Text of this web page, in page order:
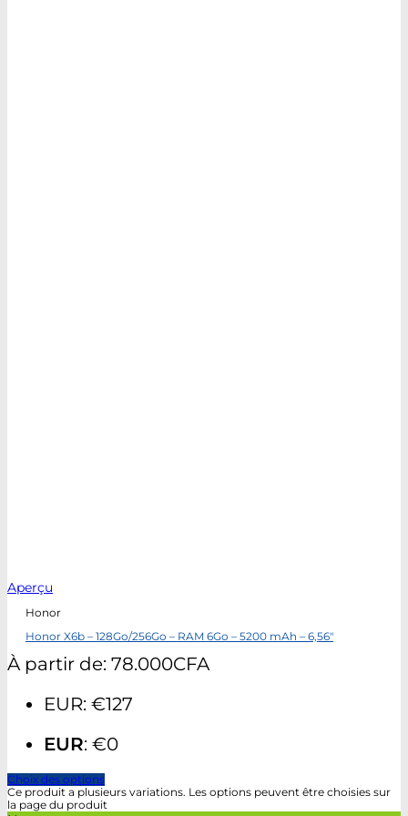
Aperçu
Honor
Honor X6b – 128Go/256Go – RAM 6Go – 5200 mAh – 6,56″
À partir de: 78.000CFA
EUR: €127
EUR: €0
Choix des options
Ce produit a plusieurs variations. Les options peuvent être choisies sur
la page du produit